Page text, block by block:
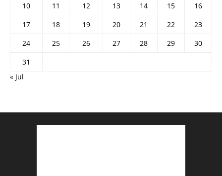
10
11 12 13 14 15
16
17
18 19 20 21 22
23
24
25 26 27 28 29
30
31
« Jul